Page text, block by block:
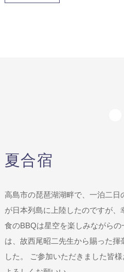
夏合宿
高島市の琵琶湖湖畔で、一泊二
が日本列島に上陸したのですが
食のBBQは星空を楽しみながら
は、故西尾昭二先生から賜った揮
した。 ご参加いただきました皆